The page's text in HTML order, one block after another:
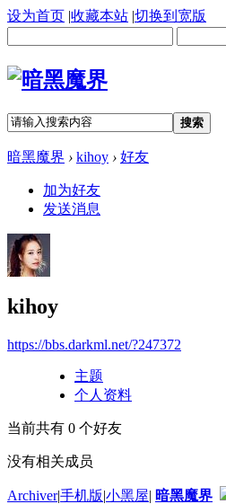
设为首页 |收藏本站 |切换到宽版
搜索
暗黑魔界 › kihoy › 好友
加为好友
发送消息
kihoy
https://bbs.darkml.net/?247372
主题
个人资料
当前共有 0 个好友
没有相关成员
Archiver|手机版|小黑屋| 暗黑魔界